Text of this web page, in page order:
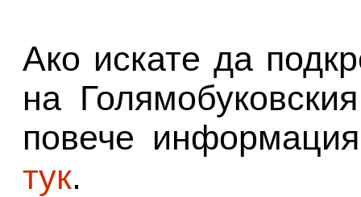
Ако искате да
на
повече
тук.